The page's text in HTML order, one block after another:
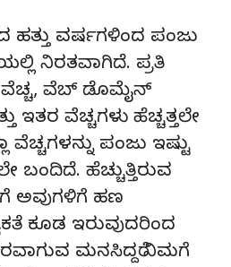
ವರ್ಷಗಳಿಂದ ಪಂಜು
ನಿರತವಾಗಿದೆ. ಪ್ರತಿ
ವೆಬ್‌ ಡೊಮೈನ್‌
ಇತರ ವೆಚ್ಚಗಳು ಹೆಚ್ಚತ್ತಲೇ
ಪಂಜು ಇಷ್ಟು
ಬಂದಿದೆ. ಹೆಚ್ಚುತ್ತಿರುವ
ಅವುಗಳಿಗೆ ಹಣ
ಕೂಡ ಇರುವುದರಿಂದ
ಮನಸಿದ್ದರೆ ನಿಮಗೆ